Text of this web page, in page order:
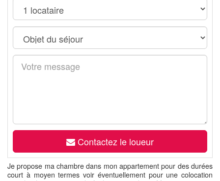
Contactez le loueur
Je propose ma chambre dans mon appartement pour des durées
court à moyen termes voir éventuellement pour une colocation